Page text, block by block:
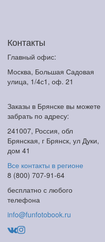
Контакты
Главный офис:
Москва, Большая Садовая
улица, 1/4с1, оф. 21
Заказы в Брянске вы можете
забрать по адресу:
241007, Россия, обл
Брянская, г Брянск, ул Дуки,
дом 41
Все контакты в регионе
8 (800) 707-91-64
бесплатно с любого
телефона
info@funfotobook.ru